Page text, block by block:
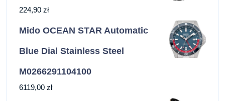
224,90 zł
Mido OCEAN STAR Automatic
Blue Dial Stainless Steel
M0266291104100
6119,00 zł